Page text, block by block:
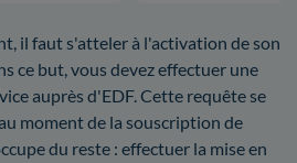
il faut s'atteler à l'activation de son
ce but, vous devez effectuer une
auprès d'EDF. Cette requête se
moment de la souscription de
du reste : effectuer la mise en